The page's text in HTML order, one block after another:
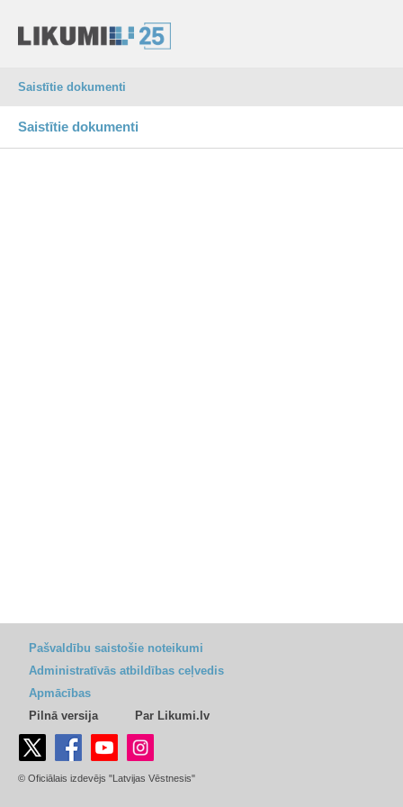
Saistītie dokumenti
Saistītie dokumenti
Pašvaldību saistošie noteikumi
Administratīvās atbildības ceļvedis
Apmācības
Pilnā versija
Par Likumi.lv
© Oficiālais izdevējs "Latvijas Vēstnesis"